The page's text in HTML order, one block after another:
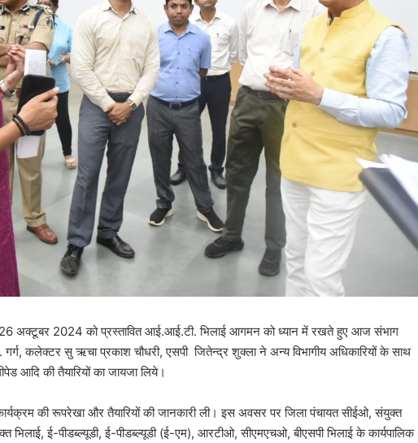
के 26 अक्टूबर 2024 को प्रस्तावित आई.आई.टी. भिलाई आगमन को ध्यान में रखते हुए आज संभाग
कलेक्टर सु ऋचा प्रकाश चौधरी, एसपी जितेन्द्र शुक्ला ने अन्य विभागीय अधिकारियों के साथ
आदि की तैयारियों का जायजा लिये।
की रूपरेखा और तैयारियों की जानकारी ली। इस अवसर पर जिला पंचायत सीईओ, संयुक्त
ई-पीडब्ल्यूडी, ई-पीडब्ल्यूडी (ई-एम), आरटीओ, सीएमएचओ, बीएसपी भिलाई के कार्यपालिक